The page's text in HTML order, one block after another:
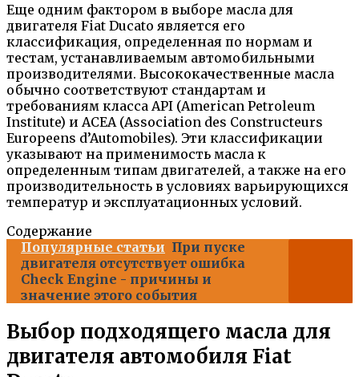
Еще одним фактором в выборе масла для
двигателя Fiat Ducato является его
классификация, определенная по нормам и
тестам, устанавливаемым автомобильными
производителями. Высококачественные масла
обычно соответствуют стандартам и
требованиям класса API (American Petroleum
Institute) и ACEA (Association des Constructeurs
Europeens d’Automobiles). Эти классификации
указывают на применимость масла к
определенным типам двигателей, а также на его
производительность в условиях варьирующихся
температур и эксплуатационных условий.
Содержание
Популярные статьи При пуске
двигателя отсутствует ошибка
Check Engine - причины и
значение этого события
Выбор подходящего масла для
двигателя автомобиля Fiat